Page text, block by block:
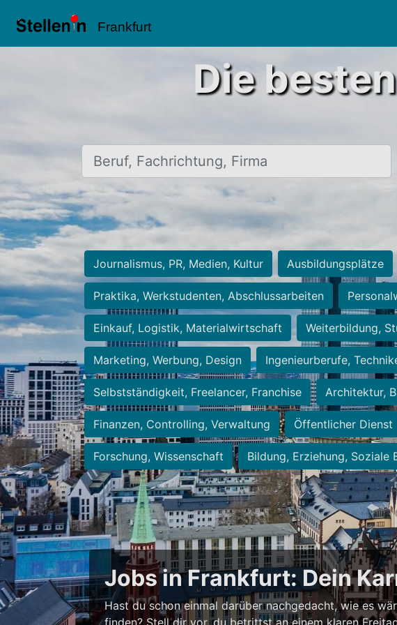
Frankfurt
Die
Beruf, Fachrichtung, Firma
Journalismus, PR, Medien, Kultur Ausbildungsplätze
Praktika, Werkstudenten, Abschlussarbeiten
Einkauf, Logistik, Materialwirtschaft Weiterbildung,
Marketing, Werbung, Design Ingenieurberufe,
Selbstständigkeit, Freelancer, Franchise Architektur,
Finanzen, Controlling, Verwaltung Öffentlicher Dienst
Forschung, Wissenschaft Bildung, Erziehung, Soziale
Jobs in Frankfurt: Dein
Hast du schon einmal darüber nachgedacht, wie es